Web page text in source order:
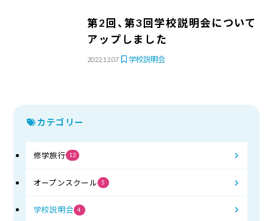
第2回、第3回学校説明会について
アップしました
2022.12.07 学校説明会
カテゴリー
修学旅行 13
オープンスクール 5
学校説明会 4